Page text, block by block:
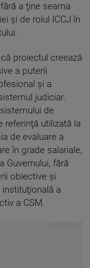
a ţine seama
şi de rolul ICCJ în
proiectul creează
a puterii
şi a
judiciar.
de
referinţă utilizată la
de evaluare a
în grade salariale,
Guvernului, fără
obiective şi
a
a CSM.